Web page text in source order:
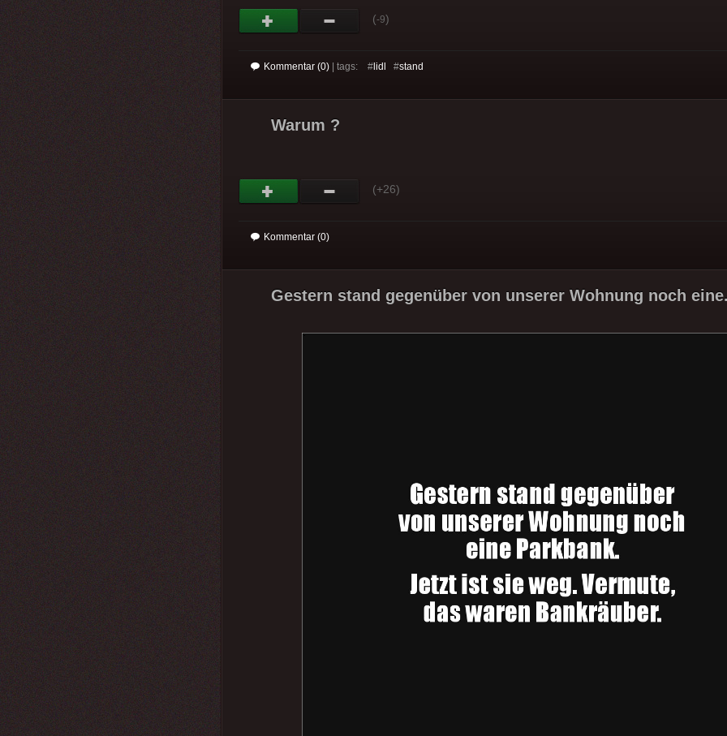
(-9)
Kommentar (0) | tags: #lidl #stand
Warum ?
(+26)
Kommentar (0)
Gestern stand gegenüber von unserer Wohnung noch